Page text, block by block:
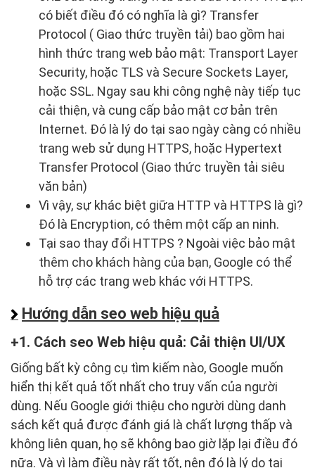
có biết điều đó có nghĩa là gì? Transfer
Protocol ( Giao thức truyền tải) bao gồm hai
hình thức trang web bảo mật: Transport Layer
Security, hoặc TLS và Secure Sockets Layer,
hoặc SSL. Ngay sau khi công nghệ này tiếp tục
cải thiện, và cung cấp bảo mật cơ bản trên
Internet. Đó là lý do tại sao ngày càng có nhiều
trang web sử dụng HTTPS, hoặc Hypertext
Transfer Protocol (Giao thức truyền tải siêu
văn bản)
Vì vậy, sự khác biệt giữa HTTP và HTTPS là gì?
Đó là Encryption, có thêm một cấp an ninh.
Tại sao thay đổi HTTPS ? Ngoài việc bảo mật
thêm cho khách hàng của bạn, Google có thể
hỗ trợ các trang web khác với HTTPS.
Hướng dẫn seo web hiệu quả
1. Cách seo Web hiệu quả: Cải thiện UI/UX
Giống bất kỳ công cụ tìm kiếm nào, Google muốn
hiển thị kết quả tốt nhất cho truy vấn của người
dùng. Nếu Google giới thiệu cho người dùng danh
sách kết quả được đánh giá là chất lượng thấp và
không liên quan, họ sẽ không bao giờ lặp lại điều đó
nữa. Và vì làm điều này rất tốt, nên đó là lý do tại